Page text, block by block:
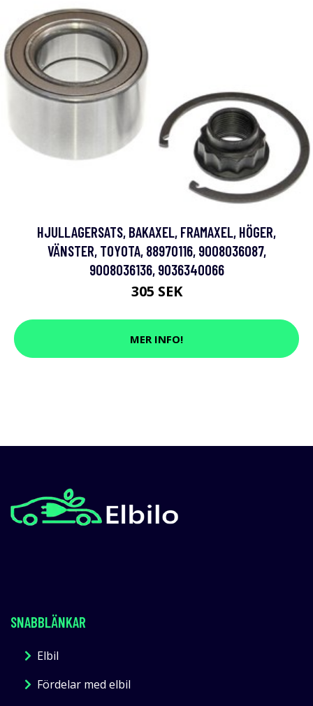
HJULLAGERSATS, BAKAXEL, FRAMAXEL, HÖGER,
VÄNSTER, TOYOTA, 88970116, 9008036087,
9008036136, 9036340066
305 SEK
MER INFO!
SNABBLÄNKAR
Elbil
Fördelar med elbil